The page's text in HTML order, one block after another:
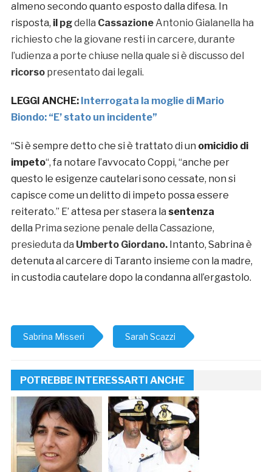
almeno secondo quanto esposto dalla difesa. In
risposta, il pgdella CassazioneAntonio Gialanella ha
richiesto che la giovane resti in carcere, durante
l’udienza a porte chiuse nella quale si è discusso del
ricorsopresentato dai legali.
LEGGI ANCHE: Interrogata la moglie di Mario
Biondo: “E’ stato un incidente”
“Si è sempre detto che si è trattato di un omicidio di
impeto“, fa notare l’avvocato Coppi, “anche per
questo le esigenze cautelari sono cessate, non si
capisce come un delitto di impeto possa essere
reiterato.” E’ attesa per stasera la sentenza
della Prima sezione penale della Cassazione,
presieduta da Umberto Giordano.Intanto, Sabrina è
detenuta al carcere di Taranto insieme con la madre,
in custodia cautelare dopo la condanna all’ergastolo.
Sabrina Misseri Sarah Scazzi
POTREBBE INTERESSARTI ANCHE